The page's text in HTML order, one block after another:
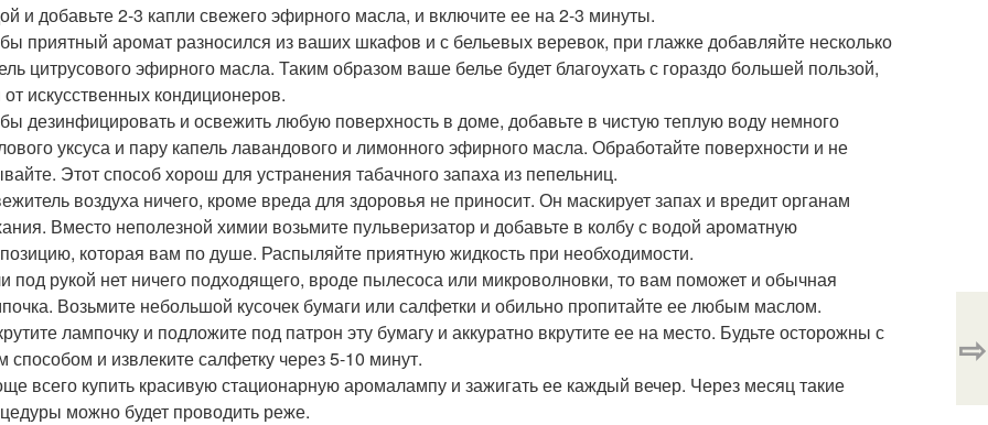
и добавьте 2-3 капли свежего эфирного масла, и включите ее на 2-3 минуты.
приятный аромат разносился из ваших шкафов и с бельевых веревок, при глажке добавляйте несколько
цитрусового эфирного масла. Таким образом ваше белье будет благоухать с гораздо большей пользой,
искусственных кондиционеров.
дезинфицировать и освежить любую поверхность в доме, добавьте в чистую теплую воду немного
уксуса и пару капель лавандового и лимонного эфирного масла. Обработайте поверхности и не
Этот способ хорош для устранения табачного запаха из пепельниц.
воздуха ничего, кроме вреда для здоровья не приносит. Он маскирует запах и вредит органам
Вместо неполезной химии возьмите пульверизатор и добавьте в колбу с водой ароматную
которая вам по душе. Распыляйте приятную жидкость при необходимости.
под рукой нет ничего подходящего, вроде пылесоса или микроволновки, то вам поможет и обычная
Возьмите небольшой кусочек бумаги или салфетки и обильно пропитайте ее любым маслом.
лампочку и подложите под патрон эту бумагу и аккуратно вкрутите ее на место. Будьте осторожны с
способом и извлеките салфетку через 5-10 минут.
всего купить красивую стационарную аромалампу и зажигать ее каждый вечер. Через месяц такие
можно будет проводить реже.
⇨